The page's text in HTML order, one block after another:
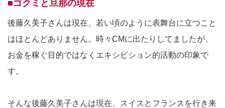
■ゴクミと旦那の現在
後藤久美子さんは現在、若い頃のように表舞台に立つこと
はほとんどありません。時々CMに出たりしてましたが、
お金を稼ぐ目的ではなくエキシビション的活動の印象で
す。
そんな後藤久美子さんは現在、スイスとフランスを行き来